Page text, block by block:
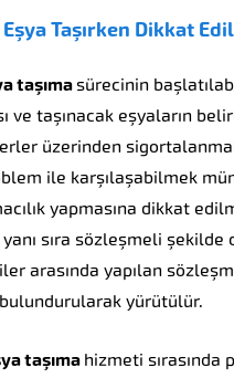
Taşırken Dikkat
taşıma sürecinin
ve taşınacak eşyaların
üzerinden
ile karşılaşabilmek
yapmasına dikkat
sıra sözleşmeli şekilde
arasında yapılan
yürütülür.
taşıma hizmeti